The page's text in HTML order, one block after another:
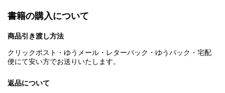
書籍の購入について
商品引き渡し方法
クリックポスト・ゆうメール・レターパック・ゆうパック・宅配
便にて安い方でお送りいたします。
返品について